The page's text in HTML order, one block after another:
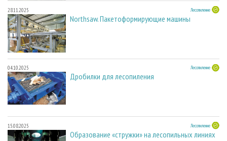
28.11.2025 Лесопиление
Northsaw. Пакетоформирующие машины
04.10.2025 Лесопиление
Дробилки для лесопиления
15.08.2025 Лесопиление
Образование «стружки» на лесопильных линиях